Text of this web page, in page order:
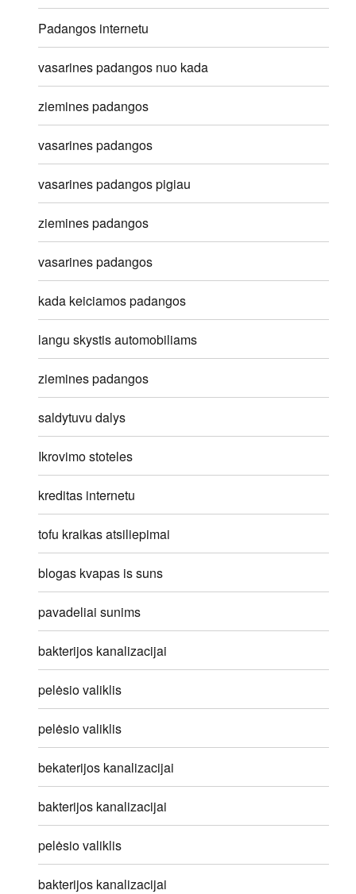
Padangos internetu
vasarines padangos nuo kada
ziemines padangos
vasarines padangos
vasarines padangos pigiau
ziemines padangos
vasarines padangos
kada keiciamos padangos
langu skystis automobiliams
ziemines padangos
saldytuvu dalys
Ikrovimo stoteles
kreditas internetu
tofu kraikas atsiliepimai
blogas kvapas is suns
pavadeliai sunims
bakterijos kanalizacijai
pelėsio valiklis
pelėsio valiklis
bekaterijos kanalizacijai
bakterijos kanalizacijai
pelėsio valiklis
bakterijos kanalizacijai